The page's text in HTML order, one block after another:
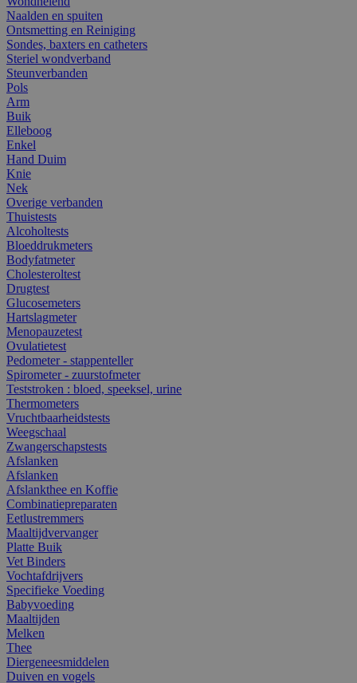
Naalden en spuiten
Ontsmetting en Reiniging
Sondes, baxters en catheters
Steriel wondverband
Steunverbanden
Pols
Arm
Buik
Elleboog
Enkel
Hand Duim
Knie
Nek
Overige verbanden
Thuistests
Alcoholtests
Bloeddrukmeters
Bodyfatmeter
Cholesteroltest
Drugtest
Glucosemeters
Hartslagmeter
Menopauzetest
Ovulatietest
Pedometer - stappenteller
Spirometer - zuurstofmeter
Teststroken : bloed, speeksel, urine
Thermometers
Vruchtbaarheidstests
Weegschaal
Zwangerschapstests
Afslanken
Afslanken
Afslankthee en Koffie
Combinatiepreparaten
Eetlustremmers
Maaltijdvervanger
Platte Buik
Vet Binders
Vochtafdrijvers
Specifieke Voeding
Babyvoeding
Maaltijden
Melken
Thee
Diergeneesmiddelen
Duiven en vogels